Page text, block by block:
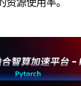
源使用率。